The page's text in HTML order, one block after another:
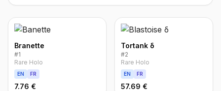
Branette
#1
Rare Holo
EN FR
7.76 €
Tortank δ
#2
Rare Holo
EN FR
57.69 €